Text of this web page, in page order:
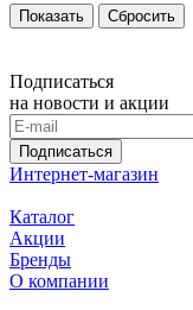
Сбросить
Подписаться
на новости и акции
Подписаться
Интернет-магазин
Каталог
Акции
Бренды
О компании